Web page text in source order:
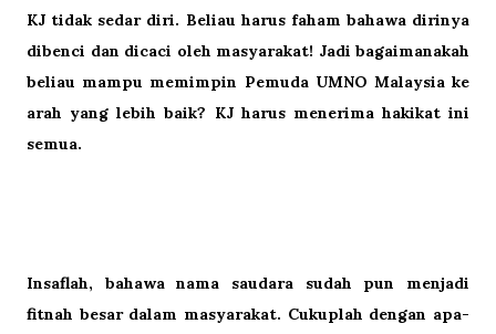
KJ tidak sedar diri. Beliau harus faham bahawa dirinya
dibenci dan dicaci oleh masyarakat! Jadi bagaimanakah
beliau mampu memimpin Pemuda UMNO Malaysia ke
arah yang lebih baik? KJ harus menerima hakikat ini
semua.
Insaflah, bahawa nama saudara sudah pun menjadi
fitnah besar dalam masyarakat. Cukuplah dengan apa-